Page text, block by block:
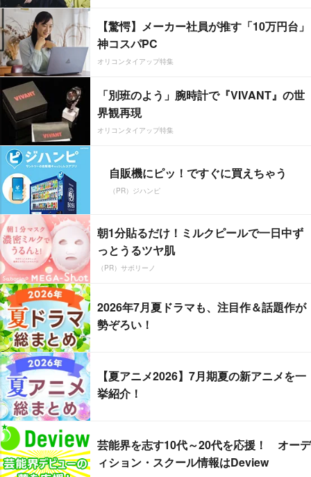
【驚愕】メーカー社員が推す「10万円台」
神コスパPC
オリコンタイアップ特集
「別班のよう」腕時計で『VIVANT』の世
界観再現
オリコンタイアップ特集
自販機にピッ！ですぐに買えちゃう
（PR）ジハンピ
朝1分貼るだけ！ミルクピールで一日中ず
っとうるツヤ肌
（PR）サボリーノ
2026年7月夏ドラマも、注目作＆話題作が
勢ぞろい！
【夏アニメ2026】7月期夏の新アニメを一
挙紹介！
芸能界を志す10代～20代を応援！ オーデ
ィション・スクール情報はDeview